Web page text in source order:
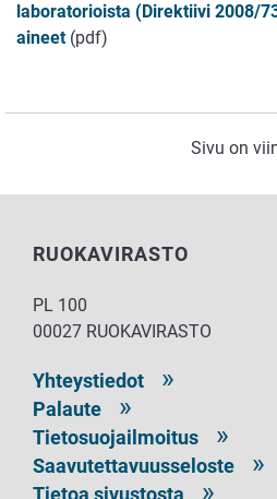
laboratorioista (Direktiivi 2008/
aineet(pdf)
Sivu on
RUOKAVIRASTO
PL 100
00027 RUOKAVIRASTO
Yhteystiedot
Palaute
Tietosuojailmoitus
Saavutettavuusseloste